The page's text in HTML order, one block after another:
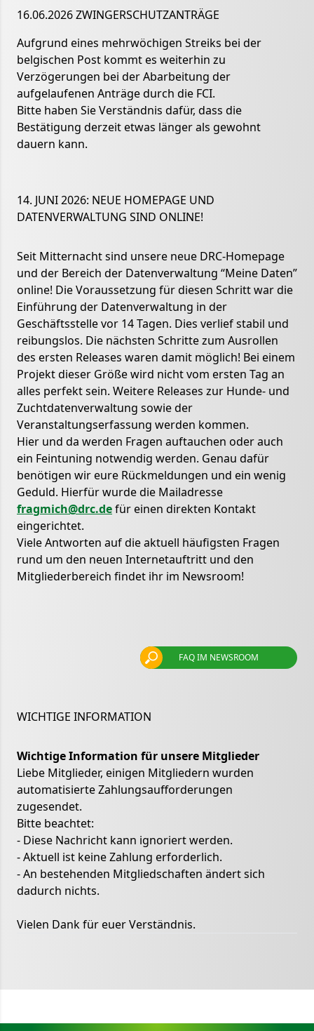
16.06.2026 ZWINGERSCHUTZANTRÄGE
Aufgrund eines mehrwöchigen Streiks bei der
belgischen Post kommt es weiterhin zu
Verzögerungen bei der Abarbeitung der
aufgelaufenen Anträge durch die FCI.
Bitte haben Sie Verständnis dafür, dass die
Bestätigung derzeit etwas länger als gewohnt
dauern kann.
14. JUNI 2026: NEUE HOMEPAGE UND
DATENVERWALTUNG SIND ONLINE!
Seit Mitternacht sind unsere neue DRC-Homepage
und der Bereich der Datenverwaltung “Meine Daten”
online! Die Voraussetzung für diesen Schritt war die
Einführung der Datenverwaltung in der
Geschäftsstelle vor 14 Tagen. Dies verlief stabil und
reibungslos. Die nächsten Schritte zum Ausrollen
des ersten Releases waren damit möglich! Bei einem
Projekt dieser Größe wird nicht vom ersten Tag an
alles perfekt sein. Weitere Releases zur Hunde- und
Zuchtdatenverwaltung sowie der
Veranstaltungserfassung werden kommen.
Hier und da werden Fragen auftauchen oder auch
ein Feintuning notwendig werden. Genau dafür
benötigen wir eure Rückmeldungen und ein wenig
Geduld. Hierfür wurde die Mailadresse
fragmich@drc.defür einen direkten Kontakt
eingerichtet.
Viele Antworten auf die aktuell häufigsten Fragen
rund um den neuen Internetauftritt und den
Mitgliederbereich findet ihr im Newsroom!
FAQ IM NEWSROOM
WICHTIGE INFORMATION
Wichtige Information für unsere Mitglieder
Liebe Mitglieder, einigen Mitgliedern wurden
automatisierte Zahlungsaufforderungen
zugesendet.
Bitte beachtet:
- Diese Nachricht kann ignoriert werden.
- Aktuell ist keine Zahlung erforderlich.
- An bestehenden Mitgliedschaften ändert sich
dadurch nichts.
Vielen Dank für euer Verständnis.